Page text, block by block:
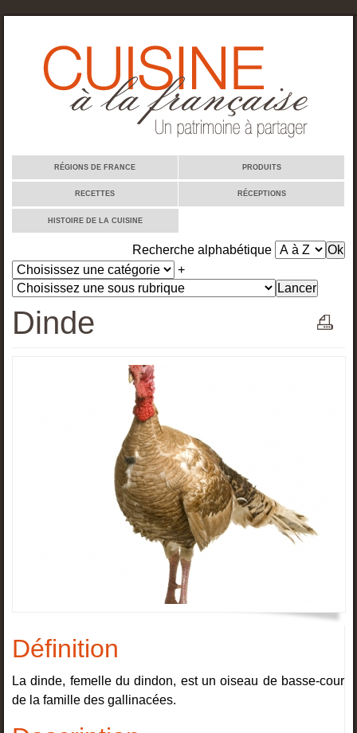
RÉGIONS DE FRANCE PRODUITS
RECETTES RÉCEPTIONS
HISTOIRE DE LA CUISINE
Recherche alphabétique
+
Dinde
Définition
La dinde, femelle du dindon, est un oiseau de basse-cour
de la famille des gallinacées.